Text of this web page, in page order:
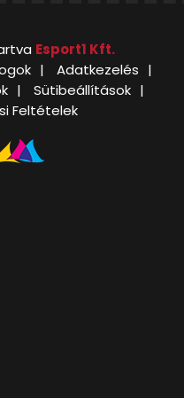
Esport1 Kft.
Adatkezelés
Sütibeállítások
Feltételek